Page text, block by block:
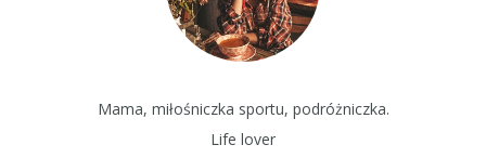
Mama, miłośniczka sportu, podróżniczka.
Life lover